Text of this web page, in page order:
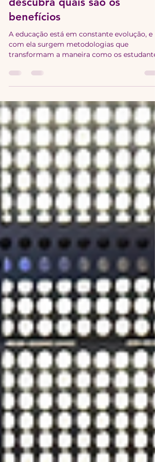
Robótica educacional:
benefícios
A educação está em constante evolução, e
transformam a maneira como os
interagem com o conhecimento. A
da simples montagem de máquinas. Afinal,
que é a Robótica Educacional? É uma
metodologia ativa de ensino que coloca o
aluno no centro do processo de
aprendizagem. Seu foco é a pesquisa,
descoberta e construção de robôs para
superar desafios que refletem necessidades
problemas d